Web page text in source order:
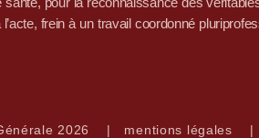
frein à un travail coordonné
2026 | mentions légales |